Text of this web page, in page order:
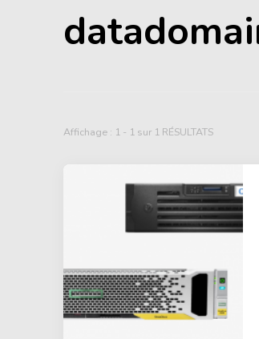
Affichage : 1 - 1 sur 1 RÉSULTATS